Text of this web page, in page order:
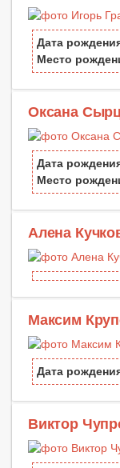
Дата
Место
Оксана
Дата
Место
Алена
Максим
Дата
Виктор